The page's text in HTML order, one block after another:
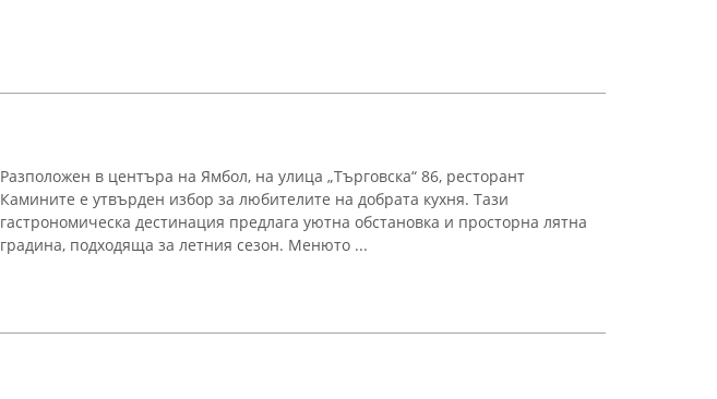
Разположен в центъра на Ямбол, на улица „Търговска“ 86, ресторант
Камините е утвърден избор за любителите на добрата кухня. Тази
гастрономическа дестинация предлага уютна обстановка и просторна лятна
градина, подходяща за летния сезон. Менюто ...